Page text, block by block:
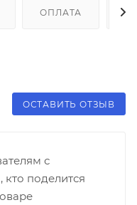
ОПЛАТА
ОСТАВИТЬ ОТЗЫВ
с
поделится